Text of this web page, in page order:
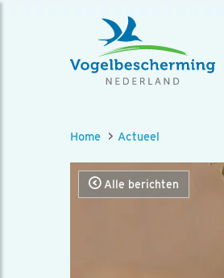
Home Actueel
Alle berichten